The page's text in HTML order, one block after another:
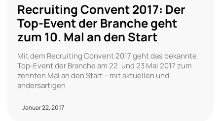
Recruiting Convent 2017: Der
Top-Event der Branche geht
zum 10. Mal an den Start
Mit dem Recruiting Convent 2017 geht das bekannte
Top-Event der Branche am 22. und 23 Mai 2017 zum
zehnten Mal an den Start – mit aktuellen und
andersartigen
Januar 22, 2017